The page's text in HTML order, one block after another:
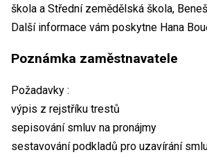
škola a Střední zemědělská škola,
Další informace vám poskytne Hana
Poznámka zaměstnavatele
Požadavky :
výpis z rejstříku trestů
sepisování smluv na pronájmy
sestavování podkladů pro uzavírání